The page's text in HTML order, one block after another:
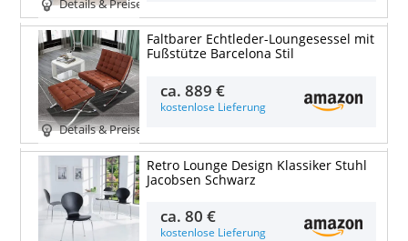
Details & Preise
Details & Preise
Faltbarer Echtleder-Loungesessel mit
Fußstütze Barcelona Stil
ca.889 €
kostenlose Lieferung
Retro Lounge Design Klassiker Stuhl
Jacobsen Schwarz
ca.80 €
kostenlose Lieferung